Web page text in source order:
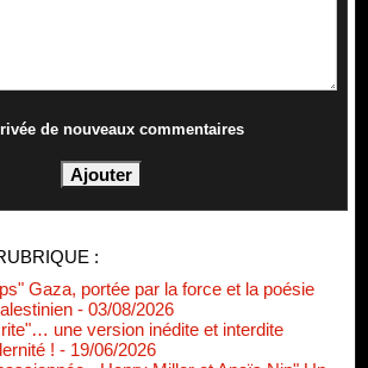
de nouveaux commentaires
:
Gaza, portée par la force et la poésie
- 03/08/2026
une version inédite et interdite
! - 19/06/2026